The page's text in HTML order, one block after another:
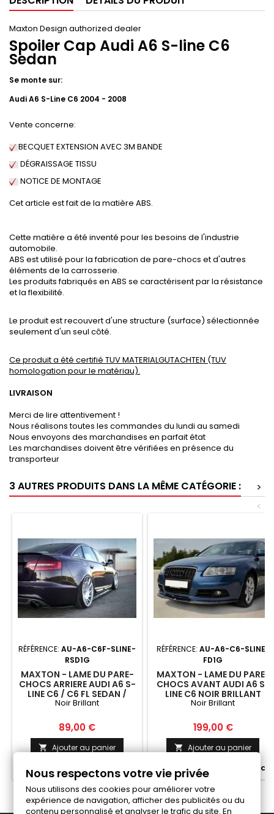
Maxton Design authorized dealer
Spoiler Cap Audi A6 S-line C6
Sedan
Se monte sur:
Audi A6 S-Line C6 2004 - 2008
Vente concerne:
BECQUET EXTENSION AVEC 3M BANDE
DÉGRAISSAGE TISSU
NOTICE DE MONTAGE
Cet article est fait de la matière ABS.
Cette matière a été inventé pour les besoins de l'industrie
automobile.
ABS est utilisé pour la fabrication de pare-chocs et d'autres
éléments de la carrosserie.
Les produits fabriqués en ABS se caractérisent par la résistance
et la flexibilité.
Le produit est recouvert d'une structure (surface) sélectionnée
seulement d'un seul côté.
Ce produit a été certifié TUV MATERIALGUTACHTEN (TUV
homologation pour le matériau).
LIVRAISON
Merci de lire attentivement !
Nous réalisons toutes les commandes du lundi au samedi
Nous envoyons des marchandises en parfait état
Les marchandises doivent être vérifiées en présence du
transporteur
3 AUTRES PRODUITS DANS LA MÊME CATÉGORIE :
>
<
RÉFÉRENCE: AU-A6-C6F-SLINE-
RSD1G
MAXTON - LAME DU PARE-
CHOCS ARRIERE AUDI A6 S-
LINE C6 / C6 FL SEDAN /
AVANT NOIR BRILLANT
Noir Brillant
Prix
89,00 €
 Ajouter au panier
Fabriqué a la commande
RÉFÉRENCE: AU-A6-C6-SLINE-
FD1G
MAXTON - LAME DU PARE-
CHOCS AVANT AUDI A6 S-
LINE C6 NOIR BRILLANT
Noir Brillant
Prix
199,00 €
 Ajouter au panier
Fabriqué a la commande
Nous respectons votre vie privée
Nous utilisons des cookies pour améliorer votre
expérience de navigation, afficher des publicités ou du
contenu personnalisé et analyser le trafic du site. En